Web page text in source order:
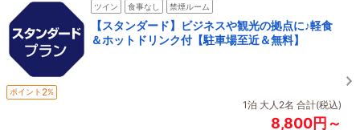
ツイン 食事なし 禁煙ルーム
【スタンダード】ビジネスや観光の拠点に♪軽食
＆ホットドリンク付【駐車場至近＆無料】
ポイント 2%
1泊 大人2名 合計(税込)
8,800円～